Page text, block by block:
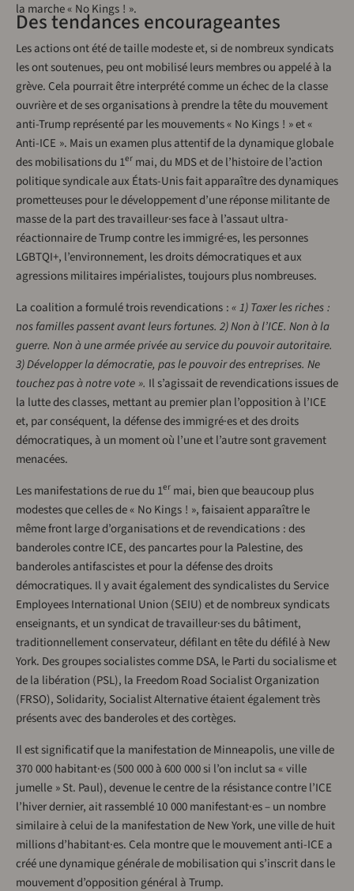
la marche « No Kings ! ».
Des tendances encourageantes
Les actions ont été de taille modeste et, si de nombreux syndicats
les ont soutenues, peu ont mobilisé leurs membres ou appelé à la
grève. Cela pourrait être interprété comme un échec de la classe
ouvrière et de ses organisations à prendre la tête du mouvement
anti-Trump représenté par les mouvements « No Kings ! » et «
Anti-ICE ». Mais un examen plus attentif de la dynamique globale
des mobilisations du 1er mai, du MDS et de l’histoire de l’action
politique syndicale aux États-Unis fait apparaître des dynamiques
prometteuses pour le développement d’une réponse militante de
masse de la part des travailleur·ses face à l’assaut ultra-
réactionnaire de Trump contre les immigré·es, les personnes
LGBTQI+, l’environnement, les droits démocratiques et aux
agressions militaires impérialistes, toujours plus nombreuses.
La coalition a formulé trois revendications :« 1) Taxer les riches :
nos familles passent avant leurs fortunes. 2) Non à l’ICE. Non à la
guerre. Non à une armée privée au service du pouvoir autoritaire.
3) Développer la démocratie, pas le pouvoir des entreprises. Ne
touchez pas à notre vote ». Il s’agissait de revendications issues de
la lutte des classes, mettant au premier plan l’opposition à l’ICE
et, par conséquent, la défense des immigré·es et des droits
démocratiques, à un moment où l’une et l’autre sont gravement
menacées.
Les manifestations de rue du 1er mai, bien que beaucoup plus
modestes que celles de « No Kings ! », faisaient apparaître le
même front large d’organisations et de revendications : des
banderoles contre ICE, des pancartes pour la Palestine, des
banderoles antifascistes et pour la défense des droits
démocratiques. Il y avait également des syndicalistes du Service
Employees International Union (SEIU) et de nombreux syndicats
enseignants, et un syndicat de travailleur·ses du bâtiment,
traditionnellement conservateur, défilant en tête du défilé à New
York. Des groupes socialistes comme DSA, le Parti du socialisme et
de la libération (PSL), la Freedom Road Socialist Organization
(FRSO), Solidarity, Socialist Alternative étaient également très
présents avec des banderoles et des cortèges.
Il est significatif que la manifestation de Minneapolis, une ville de
370 000 habitant·es (500 000 à 600 000 si l’on inclut sa « ville
jumelle » St. Paul), devenue le centre de la résistance contre l’ICE
l’hiver dernier, ait rassemblé 10 000 manifestant·es – un nombre
similaire à celui de la manifestation de New York, une ville de huit
millions d’habitant·es. Cela montre que le mouvement anti-ICE a
créé une dynamique générale de mobilisation qui s’inscrit dans le
mouvement d’opposition général à Trump.